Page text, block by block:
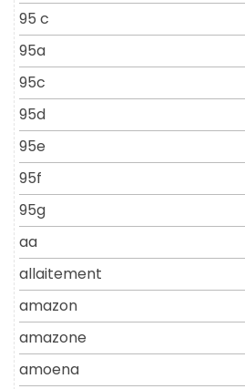
95 c
95a
95c
95d
95e
95f
95g
aa
allaitement
amazon
amazone
amoena